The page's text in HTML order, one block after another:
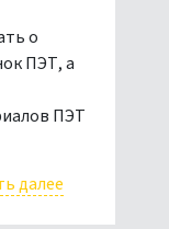
о
ПЭТ, а
ПЭТ
далее